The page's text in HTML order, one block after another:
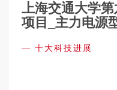
上海交通大学
项目_主力电源
— 十大科技进展